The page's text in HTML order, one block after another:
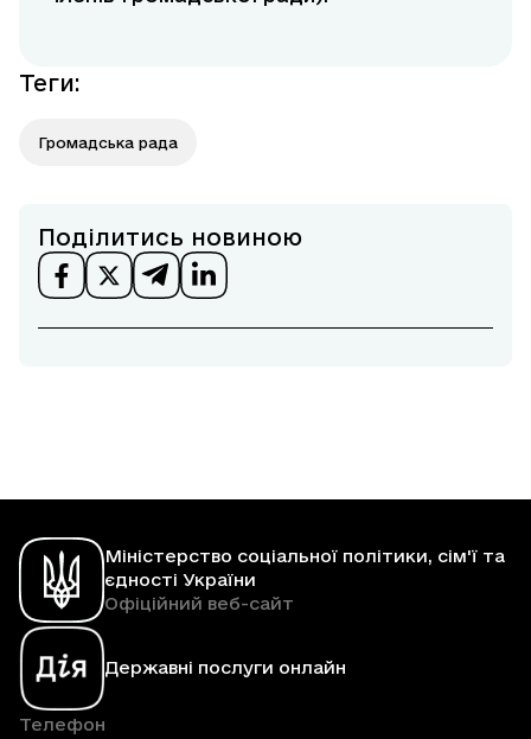
Теги:
Громадська рада
Поділитись новиною
Міністерство соціальної політики, сім'ї та
єдності України
Офіційний веб-сайт
Державні послуги онлайн
Телефон